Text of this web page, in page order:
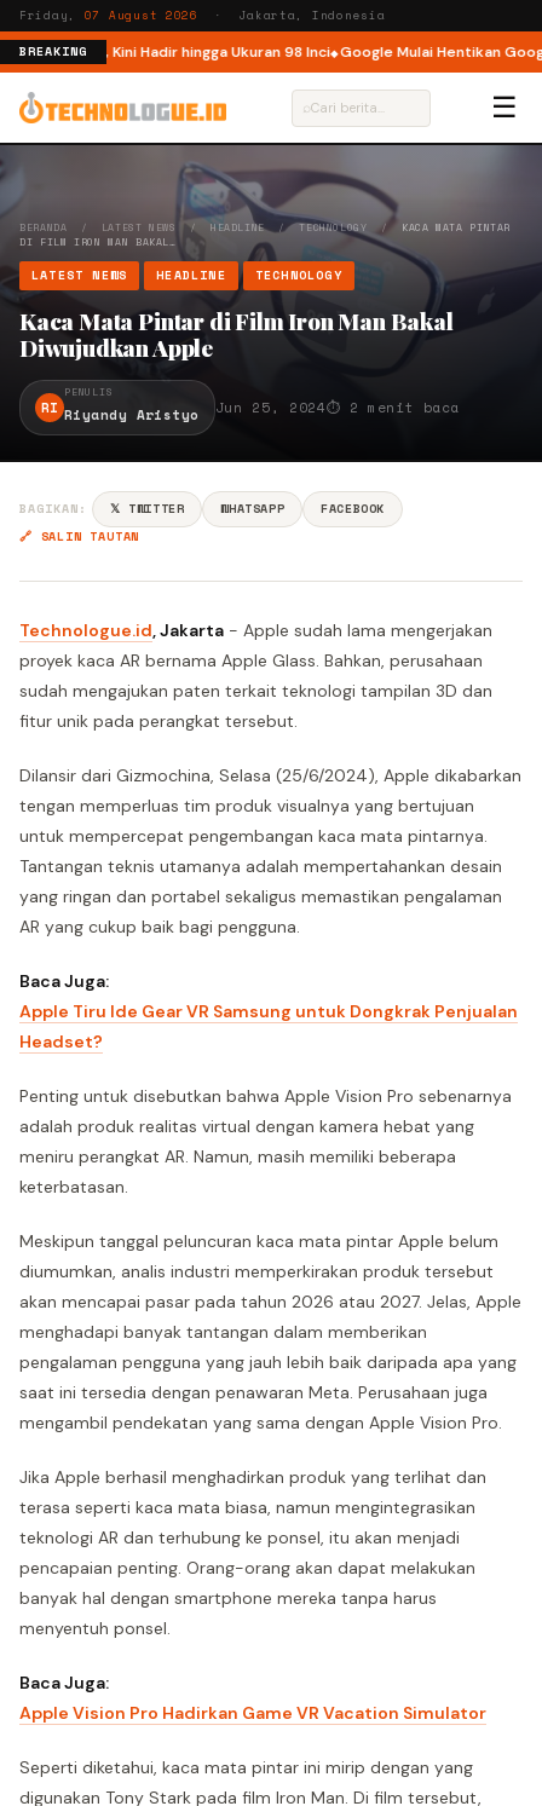
Friday, 07 August 2026 · Jakarta, Indonesia
BREAKING
Indonesia, Kini Hadir hingga Ukuran 98 Inci Google Mulai Hentikan
⌕ ☰
BERANDA / LATEST NEWS / HEADLINE/TECHNOLOGY / KACA MATA PINTAR
DI FILM IRON MAN BAKAL…
LATEST NEWS HEADLINE TECHNOLOGY
Kaca Mata Pintar di Film Iron Man Bakal
Diwujudkan Apple
RI
PENULIS
Riyandy Aristyo Jun 25, 2024⏱ 2 menit baca
BAGIKAN: 𝕏 TWITTER WHATSAPP
FACEBOOK
🔗 SALIN TAUTAN
Technologue.id, Jakarta - Apple sudah lama mengerjakan
proyek kaca AR bernama Apple Glass. Bahkan, perusahaan
sudah mengajukan paten terkait teknologi tampilan 3D dan
fitur unik pada perangkat tersebut.
Dilansir dari Gizmochina, Selasa (25/6/2024), Apple dikabarkan
tengan memperluas tim produk visualnya yang bertujuan
untuk mempercepat pengembangan kaca mata pintarnya.
Tantangan teknis utamanya adalah mempertahankan desain
yang ringan dan portabel sekaligus memastikan pengalaman
AR yang cukup baik bagi pengguna.
Baca Juga:
Apple Tiru Ide Gear VR Samsung untuk Dongkrak Penjualan
Headset?
Penting untuk disebutkan bahwa Apple Vision Pro sebenarnya
adalah produk realitas virtual dengan kamera hebat yang
meniru perangkat AR. Namun, masih memiliki beberapa
keterbatasan.
Meskipun tanggal peluncuran kaca mata pintar Apple belum
diumumkan, analis industri memperkirakan produk tersebut
akan mencapai pasar pada tahun 2026 atau 2027. Jelas, Apple
menghadapi banyak tantangan dalam memberikan
pengalaman pengguna yang jauh lebih baik daripada apa yang
saat ini tersedia dengan penawaran Meta. Perusahaan juga
mengambil pendekatan yang sama dengan Apple Vision Pro.
Jika Apple berhasil menghadirkan produk yang terlihat dan
terasa seperti kaca mata biasa, namun mengintegrasikan
teknologi AR dan terhubung ke ponsel, itu akan menjadi
pencapaian penting. Orang-orang akan dapat melakukan
banyak hal dengan smartphone mereka tanpa harus
menyentuh ponsel.
Baca Juga:
Apple Vision Pro Hadirkan Game VR Vacation Simulator
Seperti diketahui, kaca mata pintar ini mirip dengan yang
digunakan Tony Stark pada film Iron Man. Di film tersebut,